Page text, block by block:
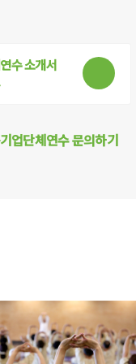
수 소개서
업단체연수 문의하기